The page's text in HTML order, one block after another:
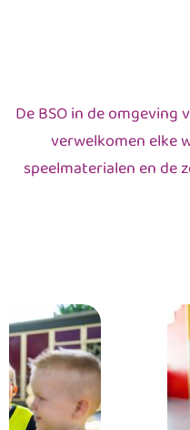
De BSO in de omgeving
verwelkomen elke
speelmaterialen en de